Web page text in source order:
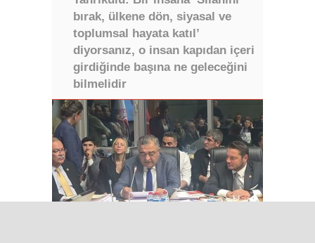
bırak, ülkene dön, siyasal ve
toplumsal hayata katıl’
diyorsanız, o insan kapıdan içeri
girdiğinde başına ne geleceğini
bilmelidir